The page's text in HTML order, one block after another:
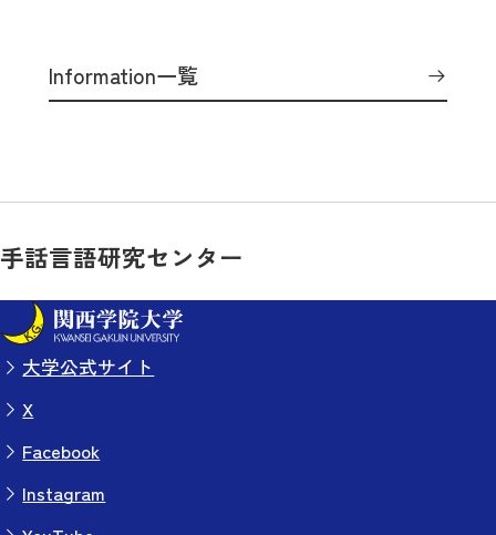
Information一覧
手話言語研究センター
大学公式サイト
X
Facebook
Instagram